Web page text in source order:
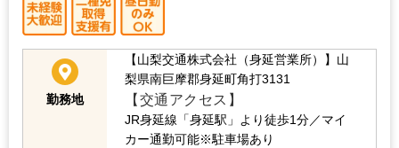
勤務地
【山梨交通株式会社（身延営業所）】山
梨県南巨摩郡身延町角打3131
【交通アクセス】
JR身延線「身延駅」より徒歩1分／マイ
カー通勤可能※駐車場あり